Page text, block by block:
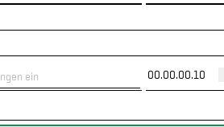
00.00.00.10